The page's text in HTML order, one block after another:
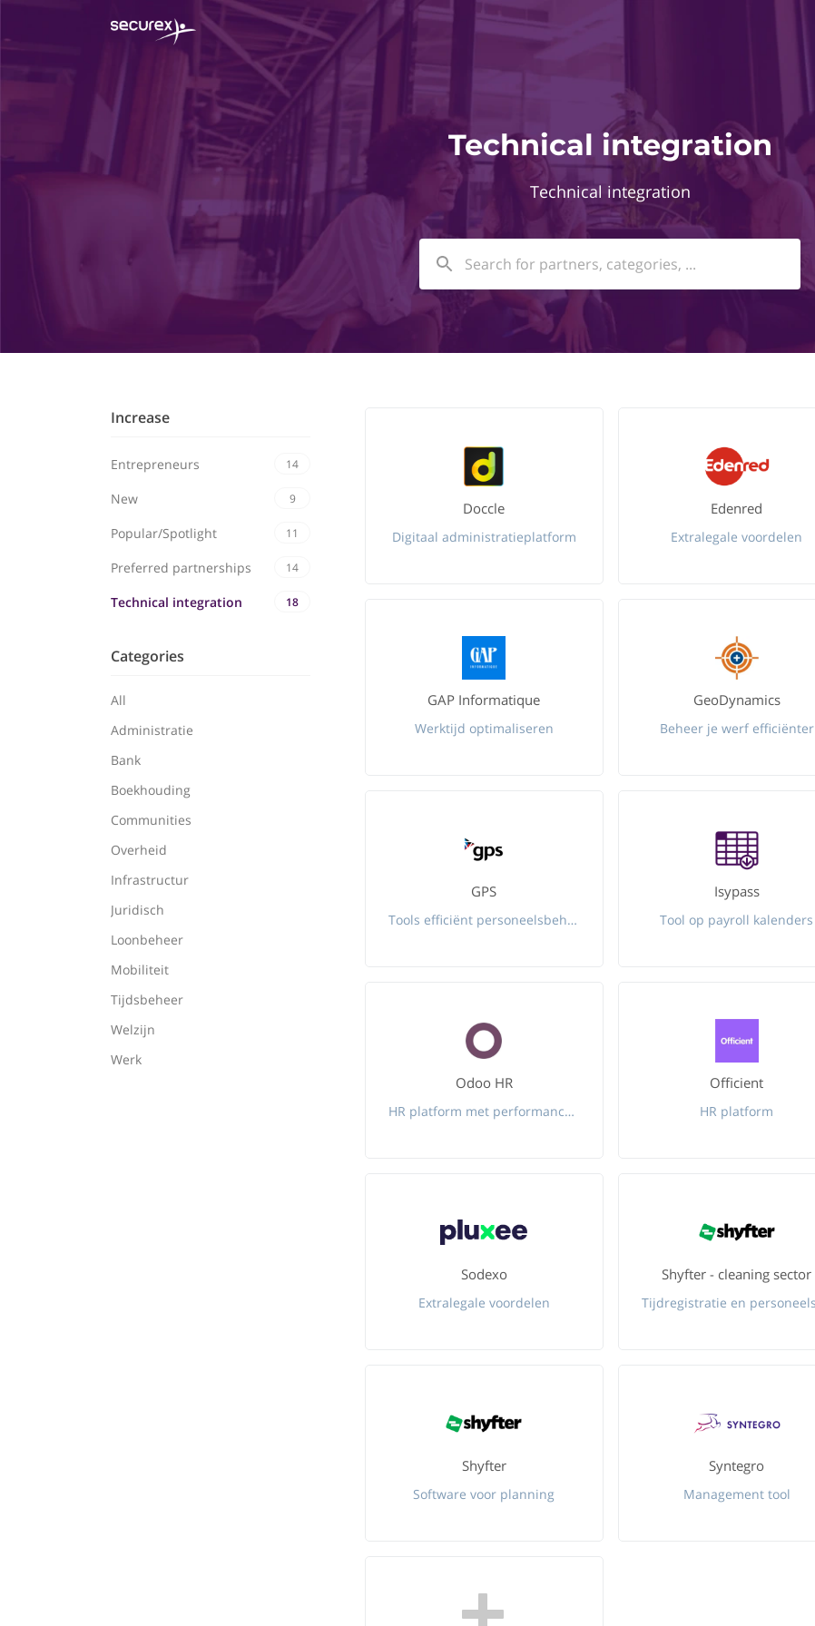
Technical integration
Technical integration
Increase
Entrepreneurs 14
New 9
Popular/Spotlight 11
Preferred partnerships 14
Technical integration 18
Categories
All
Administratie
Bank
Boekhouding
Communities
Overheid
Infrastructur
Juridisch
Loonbeheer
Mobiliteit
Tijdsbeheer
Welzijn
Werk
Doccle
Digitaal administratieplatform
Edenred
Extralegale voordelen
GAP Informatique
Werktijd optimaliseren
GeoDynamics
Beheer je werf efficiënter
GPS
Tools efficiënt personeelsbeheer
Isypass
Tool op payroll kalenders
Odoo HR
HR platform met performance management|ERP en CRM op 1 plek
Officient
HR platform
Sodexo
Extralegale voordelen
Shyfter - cleaning sector
Shyfter
Software voor planning
Syntegro
Management tool